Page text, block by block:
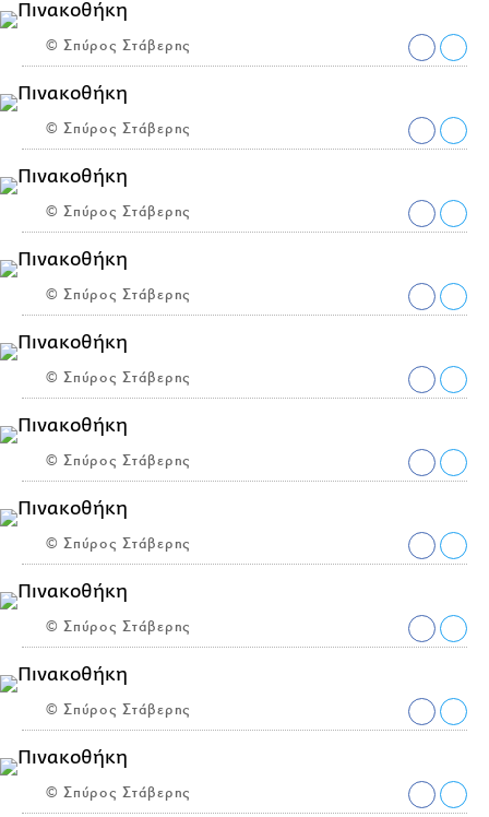
© Σπύρος Στάβερης
© Σπύρος Στάβερης
© Σπύρος Στάβερης
© Σπύρος Στάβερης
© Σπύρος Στάβερης
© Σπύρος Στάβερης
© Σπύρος Στάβερης
© Σπύρος Στάβερης
© Σπύρος Στάβερης
© Σπύρος Στάβερης